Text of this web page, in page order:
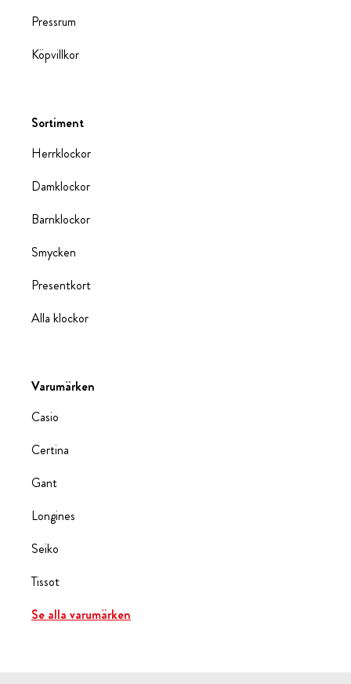
Pressrum
Köpvillkor
Sortiment
Herrklockor
Damklockor
Barnklockor
Smycken
Presentkort
Alla klockor
Varumärken
Casio
Certina
Gant
Longines
Seiko
Tissot
Se alla varumärken